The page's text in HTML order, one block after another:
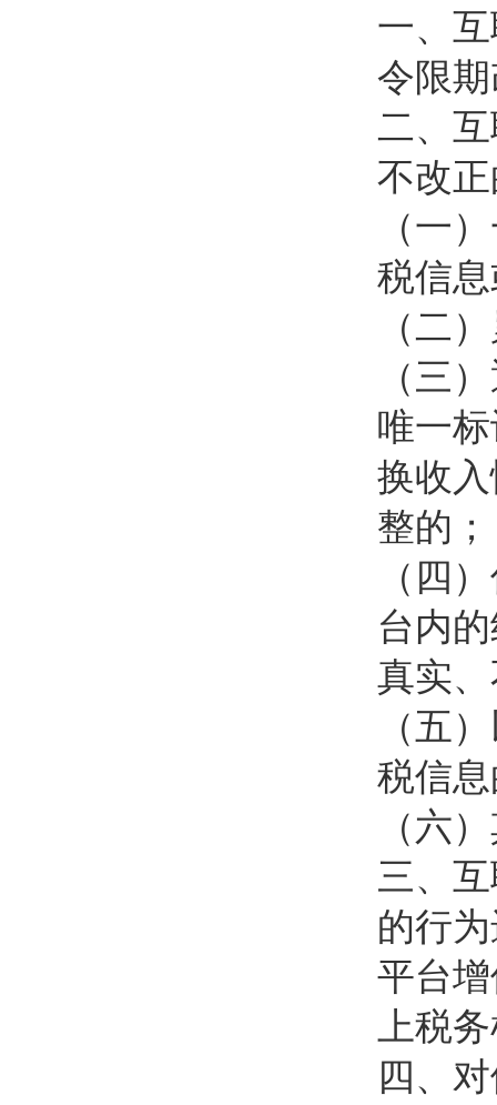
一、
令限
二、
不改
（一
税信
（二
（三
唯一
换收
整的；
（四
台内
真实
（五
税信
（六
三、
的行
平台
上税
四、